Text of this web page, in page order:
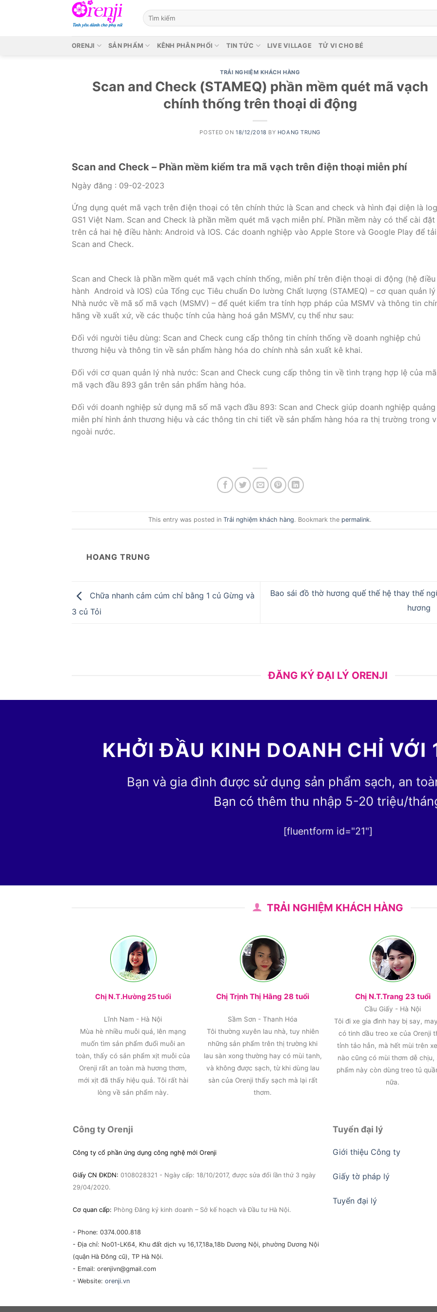
ORENJI SẢN PHẨM KÊNH PHÂN PHỐI TIN TỨC LIVE VILLAGE TỬ VI CHO BÉ
TRẢI NGHIỆM KHÁCH HÀNG
Scan and Check (STAMEQ) phần mềm quét mã vạch
chính thống trên thoại di động
POSTED ON18/12/2018 BY HOANG TRUNG
Scan and Check – Phần mềm kiểm tra mã vạch trên điện thoại miễn phí
Ngày đăng : 09-02-2023
Ứng dụng quét mã vạch trên điện thoại có tên chính thức là Scan and check và hình đại diện là
GS1 Việt Nam. Scan and Check là phần mềm quét mã vạch miễn phí. Phần mềm này có thể cài đặt
trên cả hai hệ điều hành: Android và IOS. Các doanh nghiệp vào Apple Store và Google Play để
Scan and Check.
Scan and Check là phần mềm quét mã vạch chính thống, miễn phí trên điện thoại di động (hệ điều
hành Android và IOS) của Tổng cục Tiêu chuẩn Đo lường Chất lượng (STAMEQ) – cơ quan quản lý
Nhà nước về mã số mã vạch (MSMV) – để quét kiểm tra tính hợp pháp của MSMV và thông tin
hãng về xuất xứ, về các thuộc tính của hàng hoá gắn MSMV, cụ thể như sau:
Đối với người tiêu dùng: Scan and Check cung cấp thông tin chính thống về doanh nghiệp chủ
thương hiệu và thông tin về sản phẩm hàng hóa do chính nhà sản xuất kê khai.
Đối với cơ quan quản lý nhà nước: Scan and Check cung cấp thông tin về tình trạng hợp lệ của
mã vạch đầu 893 gắn trên sản phẩm hàng hóa.
Đối với doanh nghiệp sử dụng mã số mã vạch đầu 893: Scan and Check giúp doanh nghiệp
miễn phí hình ảnh thương hiệu và các thông tin chi tiết về sản phẩm hàng hóa ra thị trường trong
ngoài nước.
This entry was posted inTrải nghiệm khách hàng. Bookmark the permalink.
HOANG TRUNG
Chữa nhanh cảm cúm chỉ bằng 1 củ Gừng và
3 củ Tỏi
Bao sái đồ thờ hương quế thế hệ thay thế
hương
ĐĂNG KÝ ĐẠI LÝ ORENJI
KHỞI ĐẦU KINH DOANH CHỈ
Bạn và gia đình được sử dụng sản phẩm sạch, an
Bạn có thêm thu nhập 5-20 triệu/
[fluentform id="21"]
TRẢI NGHIỆM KHÁCH HÀNG
Chị N.T.Hường 25 tuổi
Lĩnh Nam - Hà Nội
Mùa hè nhiều muỗi quá, lên mạng
muốn tìm sản phẩm đuổi muỗi an
toàn, thấy có sản phẩm xịt muỗi của
Orenji rất an toàn mà hương thơm,
mới xịt đã thấy hiệu quả. Tôi rất hài
lòng về sản phẩm này.
Chị Trịnh Thị Hằng 28 tuổi
Sầm Sơn - Thanh Hóa
Tôi thường xuyên lau nhà, tuy nhiên
những sản phẩm trên thị trường khi
lau sàn xong thường hay có mùi tanh,
và không được sạch, từ khi dùng lau
sàn của Orenji thấy sạch mà lại rất
thơm.
Chị N.T.Trang 23 tuổi
Cầu Giấy - Hà Nội
Tôi đi xe gia đình hay bị say,
có tinh dầu treo xe của Orenji
tỉnh tảo hẳn, mà hết mùi trên
nào cũng có mùi thơm dễ chịu,
phẩm này còn dùng treo tủ
nữa.
Công ty Orenji
Công ty cổ phần ứng dụng công nghệ mới Orenji
Giấy CN ĐKDN:0108028321 - Ngày cấp: 18/10/2017, được sửa đổi lần thứ 3 ngày
29/04/2020.
Cơ quan cấp: Phòng Đăng ký kinh doanh – Sở kế hoạch và Đầu tư Hà Nội.
- Phone: 0374.000.818
- Địa chỉ: No01-LK64, Khu đất dịch vụ 16,17,18a,18b Dương Nội, phường Dương Nội
(quận Hà Đông cũ), TP Hà Nội.
- Email: orenjivn@gmail.com
- Website:orenji.vn
Tuyển đại lý
Giới thiệu Công ty
Giấy tờ pháp lý
Tuyển đại lý